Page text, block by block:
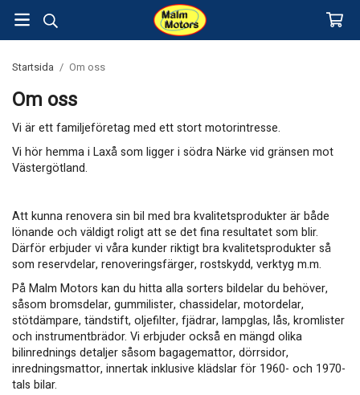
Startsida / Om oss
Om oss
Vi är ett familjeföretag med ett stort motorintresse.
Vi hör hemma i Laxå som ligger i södra Närke vid gränsen mot
Västergötland.
Att kunna renovera sin bil med bra kvalitetsprodukter är både
lönande och väldigt roligt att se det fina resultatet som blir.
Därför erbjuder vi våra kunder riktigt bra kvalitetsprodukter så
som reservdelar, renoveringsfärger, rostskydd, verktyg m.m.
På Malm Motors kan du hitta alla sorters bildelar du behöver,
såsom bromsdelar, gummilister, chassidelar, motordelar,
stötdämpare, tändstift, oljefilter, fjädrar, lampglas, lås, kromlister
och instrumentbrädor. Vi erbjuder också en mängd olika
bilinrednings detaljer såsom bagagemattor, dörrsidor,
inredningsmattor, innertak inklusive klädslar för 1960- och 1970-
tals bilar.